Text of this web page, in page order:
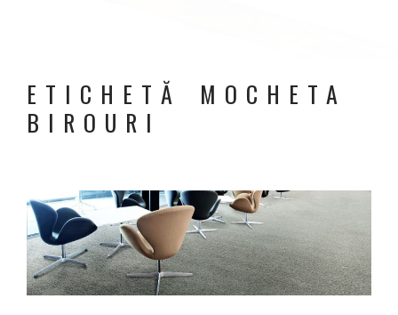
ETICHETĂ MOCHETA
BIROURI